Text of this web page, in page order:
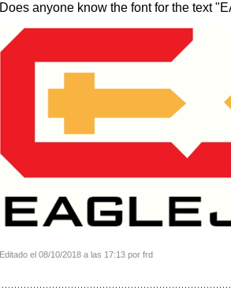
Does anyone know the font for the text
Editado el 08/10/2018 a las 17:13 por frd